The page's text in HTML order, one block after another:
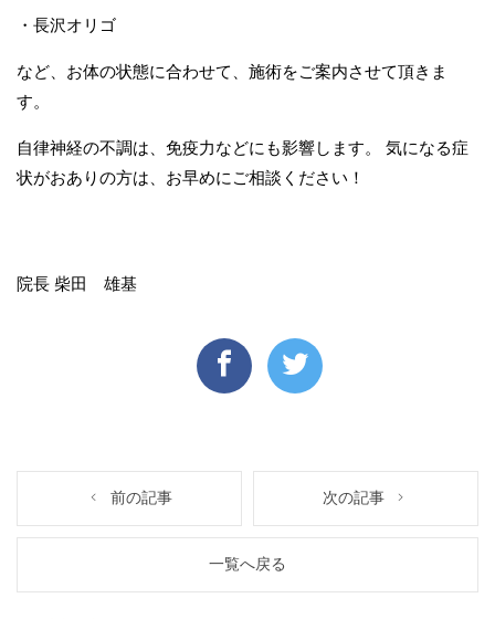
・長沢オリゴ
など、お体の状態に合わせて、施術をご案内させて頂きま
す。
自律神経の不調は、免疫力などにも影響します。 気になる症
状がおありの方は、お早めにご相談ください！
院長 柴田 雄基
前の記事 次の記事
一覧へ戻る